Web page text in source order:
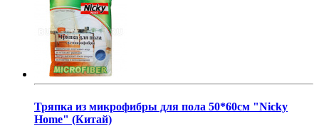
Тряпка из микрофибры для пола 50*60см "Nicky
Home" (Китай)